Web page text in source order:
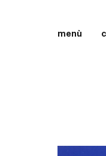
menù